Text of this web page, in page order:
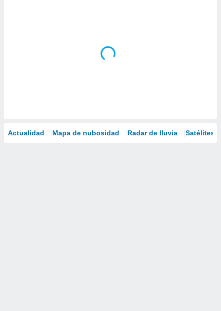
Actualidad Mapa de nubosidad Radar de lluvia Satélites